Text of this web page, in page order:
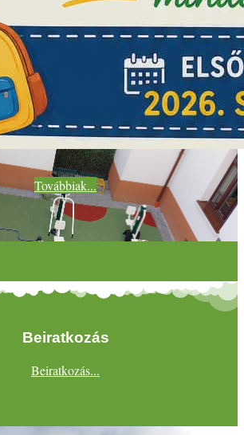
Továbbiak...
Beiratkozás
Beiratkozás...